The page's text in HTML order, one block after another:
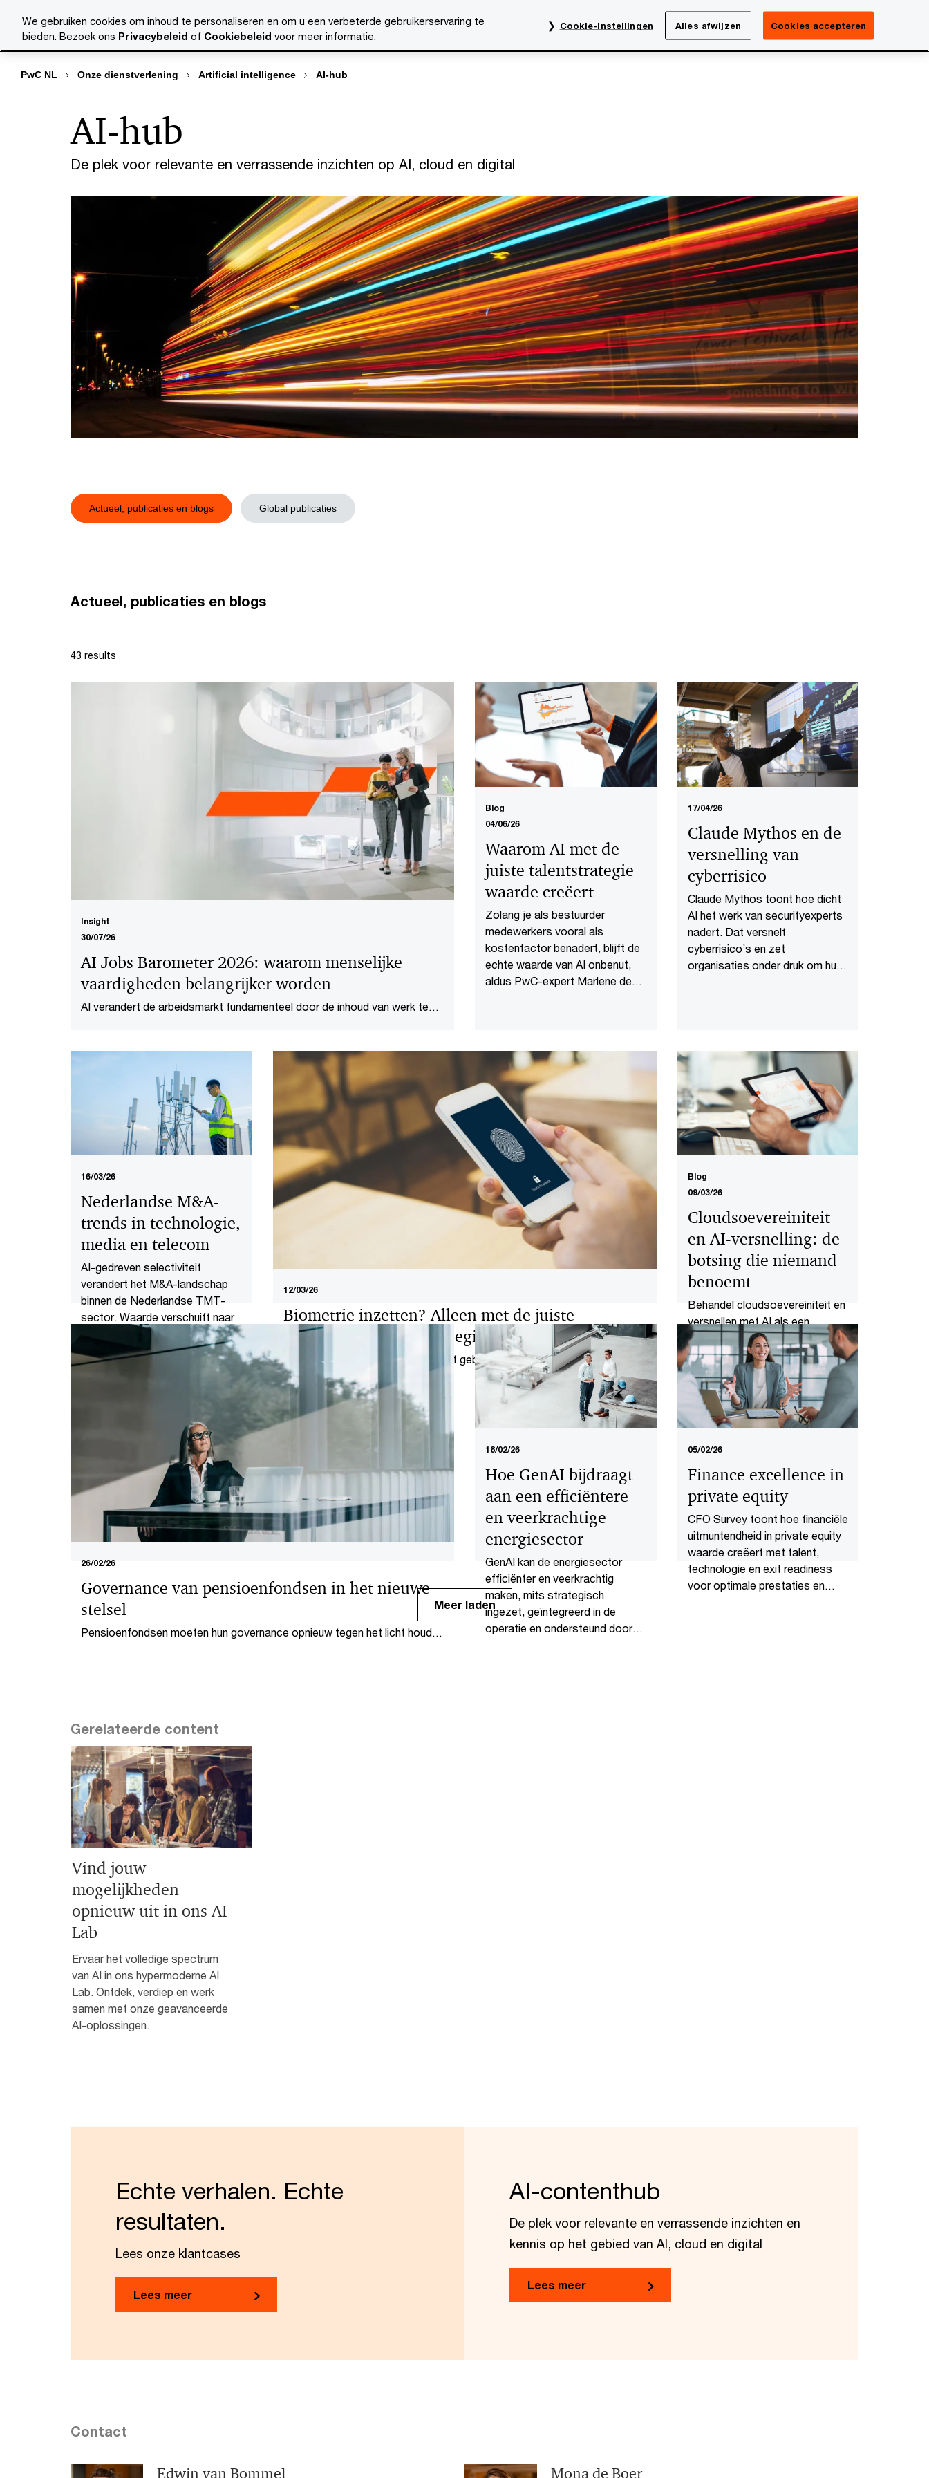
Diensten Marktsectoren Carrière
Netherlands
Search
PwC NL Onze dienstverlening Artificial intelligence AI-hub
De plek voor relevante en verrassende inzichten op AI, cloud en digital
AI-hub
Actueel, publicaties en blogs Global publicaties
Actueel, publicaties en blogs
43 results
Insight
30/07/26
AI Jobs Barometer 2026: waarom menselijke
vaardigheden belangrijker worden
AI verandert de arbeidsmarkt fundamenteel door de inhoud van werk te
Blog
04/06/26
Waarom AI met de
juiste talentstrategie
waarde creëert
Zolang je als bestuurder
medewerkers vooral als
kostenfactor benadert, blijft de
echte waarde van AI onbenut,
aldus PwC-expert Marlene de
17/04/26
Claude Mythos en de
versnelling van
cyberrisico
Claude Mythos toont hoe dicht
AI het werk van securityexperts
nadert. Dat versnelt
cyberrisico’s en zet
organisaties onder druk om hun
16/03/26
Nederlandse M&A-
trends in technologie,
media en telecom
AI-gedreven selectiviteit
verandert het M&A-landschap
binnen de Nederlandse TMT-
sector. Waarde verschuift naar
integratiekracht,
sectorspecialisatie en direct
data-eigendom in een steeds
12/03/26
Biometrie inzetten? Alleen met de juiste
waarborgen vanaf het begin
Biometrie ontwikkelt snel, maar het gebruik kent uitdagingen. Met de
juiste aanpak bouw je vertrouwen op en creëer je ruimte om veilig te
innoveren.
Blog
09/03/26
Cloudsoevereiniteit
en AI-versnelling: de
botsing die niemand
benoemt
Behandel cloudsoevereiniteit en
versnellen met AI als een
geïntegreerd strategisch
vraagstuk. Anders bouw je aan
een innovatiekloof die je niet
meer kan dichten.
26/02/26
Governance van pensioenfondsen in het nieuwe
stelsel
Pensioenfondsen moeten hun governance opnieuw tegen het licht houden
18/02/26
Hoe GenAI bijdraagt
aan een efficiëntere
en veerkrachtige
energiesector
GenAI kan de energiesector
efficiënter en veerkrachtig
maken, mits strategisch
ingezet, geïntegreerd in de
operatie en ondersteund door
05/02/26
Finance excellence in
private equity
CFO Survey toont hoe financiële
uitmuntendheid in private equity
waarde creëert met talent,
technologie en exit readiness
voor optimale prestaties en
Meer laden
Gerelateerde content
Vind jouw
mogelijkheden
opnieuw uit in ons AI
Lab
Ervaar het volledige spectrum
van AI in ons hypermoderne AI
Lab. Ontdek, verdiep en werk
samen met onze geavanceerde
AI-oplossingen.
Echte verhalen. Echte
resultaten.
Lees onze klantcases
Lees meer
AI-contenthub
De plek voor relevante en verrassende inzichten en
kennis op het gebied van AI, cloud en digital
Lees meer
Contact
We gebruiken cookies om inhoud te personaliseren en om u een verbeterde gebruikerservaring te
bieden. Bezoek ons Privacybeleid of Cookiebeleid voor meer informatie.
Cookie-instellingen Alles afwijzen Cookies accepteren